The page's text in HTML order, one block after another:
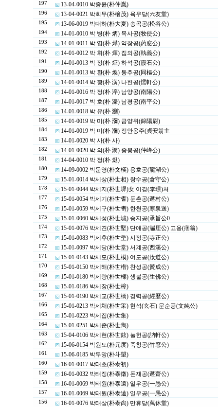
197 13-04-0010 박중윤(朴仲胤)
196 13-04-0021 박회무(朴檜茂) 육우당(六友堂)
195 13-06-0019 박대하(朴大夏) 송곡공(松谷公)
194 14-01-0010 박 병(朴 炳) 목사공(牧使公)
193 14-01-0011 박 엽(朴 燁) 약창공(葯窓公)
192 14-01-0012 박 휘(朴 煇) 집의공(執義公)
191 14-01-0013 박 정(朴 炡) 하석공(霞石公)
190 14-01-0013 박 환(朴 煥) 동추공(同樞公)
189 14-01-0014 박 황(朴 潢) 나헌공(懦軒公)
188 14-01-0016 박 정(朴 渟) 남양공(南陽公)
187 14-01-0017 박 호(朴 濠) 남평공(南平公)
186 14-01-0018 박 유(朴 瀏)
185 14-01-0019 박 미(朴 瀰) 금양위(錦陽尉)
184 14-01-0019 박 미(朴 瀰) 정안옹주(貞安翁主
183 14-01-0020 박 사(朴 사)
182 14-01-0020 박 의(朴 漪) 중봉공(仲峰公)
181 14-04-0010 박 정(朴 烶)
180 14-09-0002 박문영(朴文楧) 용호공(龍湖公)
179 15-01-0014 박세상(朴世相) 창수공(倉守公)
178 15-01-0044 박세지(朴世墀)女 이경(李璟)처
177 15-01-0054 박세기(朴世耆) 둔촌공(遯村公)
176 15-01-0059 박세구(朴世耉) 한천공(寒泉送)
175 15-01-0060 박세성(朴世城) 승지공(承旨公0
174 15-01-0076 박세견(朴世堅) 단애공(湍厓公) 고옹(痼翁)
173 15-01-0083 박세후(朴世垕) 시정공(寺正公)
172 15-01-0097 박세당(朴世堂) 서계공(西溪公)
171 15-01-0143 박세모(朴世模) 여도공(汝道公)
170 15-01-0150 박세해(朴世楷) 찬성공(贊成公)
169 15-01-0180 박세량(朴世樑) 생불공(生佛公)
168 15-01-0186 박세장(朴世樟)
167 15-01-0190 박세교(朴世橋) 경력공(經歷公)
166 15-01-0213 박세채(朴世采) 현석(玄石) 문순공(文純公)
165 15-01-0223 박세집(朴世集)
164 15-01-0251 박세준(朴世雋)
163 15-04-0106 박세현(朴世鉉) 눌헌공(訥軒公)
162 15-06-0154 박원도(朴元度) 죽창공(竹窓公)
161 15-06-0185 박두망(朴斗望)
160 16-01-0017 박태초(朴泰初)
159 16-01-0032 박태징(朴泰徵) 돈재공(遯齋公)
158 16-01-0069 박태원(朴泰遠) 일우공(一愚公)
157 16-01-0069 박태원(朴泰遠) 일우공(一愚公)
156 16-01-0076 박태상(朴泰尙) 만휴당(萬休堂)